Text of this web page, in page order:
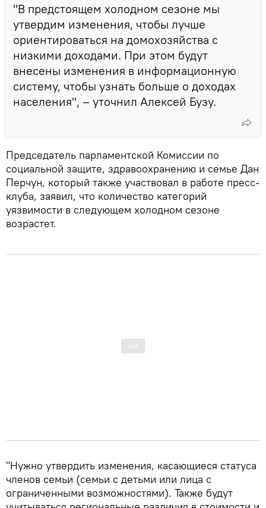
"В предстоящем холодном сезоне мы
утвердим изменения, чтобы лучше
ориентироваться на домохозяйства с
низкими доходами. При этом будут
внесены изменения в информационную
систему, чтобы узнать больше о доходах
населения", – уточнил Алексей Бузу.
Председатель парламентской Комиссии по
социальной защите, здравоохранению и семье Дан
Перчун, который также участвовал в работе пресс-
клуба, заявил, что количество категорий
уязвимости в следующем холодном сезоне
возрастет.
"Нужно утвердить изменения, касающиеся статуса
членов семьи (семьи с детьми или лица с
ограниченными возможностями). Также будут